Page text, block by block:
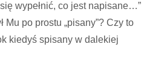
wypełnić, co jest napisane…”
Mu po prostu „pisany”? Czy to
kiedyś spisany w dalekiej